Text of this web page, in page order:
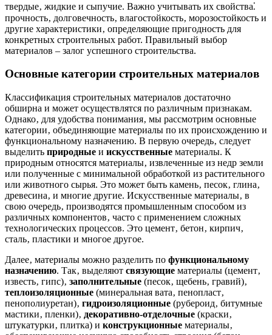
твердые‚ жидкие и сыпучие. Важно учитывать их свойства⁚
прочность‚ долговечность‚ влагостойкость‚ морозостойкость и
другие характеристики‚ определяющие пригодность для
конкретных строительных работ. Правильный выбор
материалов – залог успешного строительства.
Основные категории строительных материалов
Классификация строительных материалов достаточно
обширна и может осуществлятся по различным признакам.
Однако‚ для удобства понимания‚ мы рассмотрим основные
категории‚ объединяющие материалы по их происхождению и
функциональному назначению. В первую очередь‚ следует
выделить природные и искусственные материалы. К
природным относятся материалы‚ извлеченные из недр земли
или полученные с минимальной обработкой из растительного
или животного сырья. Это может быть камень‚ песок‚ глина‚
древесина‚ и многие другие. Искусственные материалы‚ в
свою очередь‚ производятся промышленным способом из
различных компонентов‚ часто с применением сложных
технологических процессов. Это цемент‚ бетон‚ кирпич‚
сталь‚ пластики и многое другое.
Далее‚ материалы можно разделить по функциональному
назначению. Так‚ выделяют связующие материалы (цемент‚
известь‚ гипс)‚ заполнительные (песок‚ щебень‚ гравий)‚
теплоизоляционные (минеральная вата‚ пенопласт‚
пенополиуретан)‚ гидроизоляционные (рубероид‚ битумные
мастики‚ пленки)‚ декоративно-отделочные (краски‚
штукатурки‚ плитка) и конструкционные материалы‚